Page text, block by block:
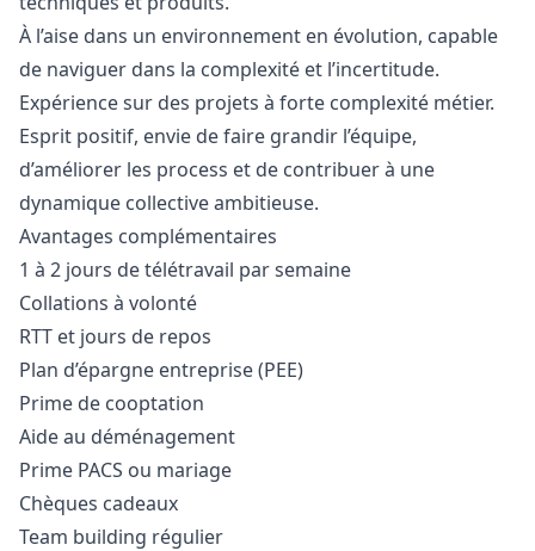
À l’aise dans un environnement en évolution, capable
de naviguer dans la complexité et l’incertitude.
Expérience sur des projets à forte complexité métier.
Esprit positif, envie de faire grandir l’équipe,
d’améliorer les process et de contribuer à une
dynamique collective ambitieuse.
Avantages complémentaires
1 à 2 jours de télétravail par semaine
Collations à volonté
RTT et jours de repos
Plan d’épargne entreprise (PEE)
Prime de cooptation
Aide au déménagement
Prime PACS ou mariage
Chèques cadeaux
Team building régulier